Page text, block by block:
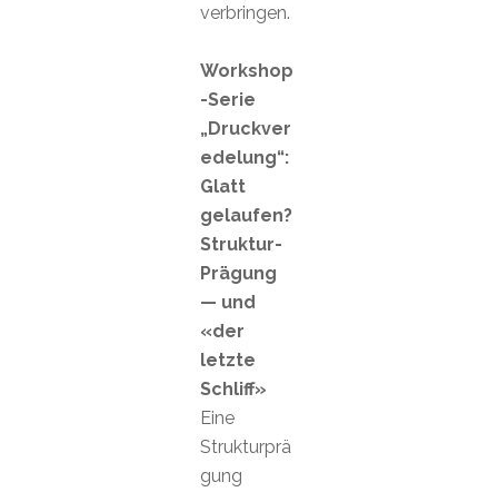
verbringen.
Workshop
-Serie
„Druckver
edelung“:
Glatt
gelaufen?
Struktur-
Prägung
— und
«der
letzte
Schliff»
Eine
Strukturprä
gung